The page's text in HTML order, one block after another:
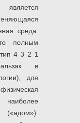
среда.
полным
4 3 2 1
в
для